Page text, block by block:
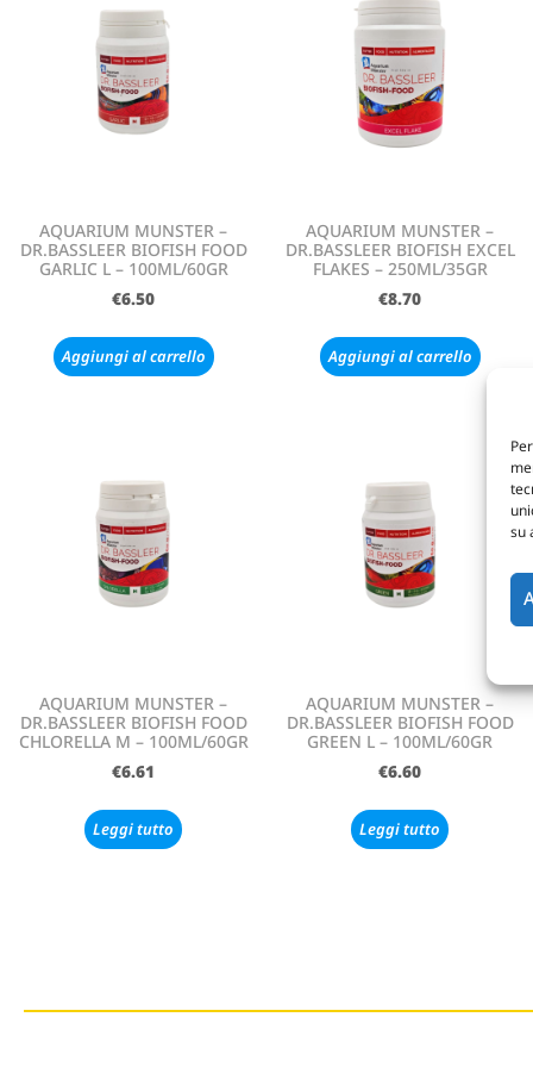
su
AQUARIUM MUNSTER –
DR.BASSLEER BIOFISH FOOD
GARLIC L – 100ML/60GR
€6.50
Aggiungi al carrello
AQUARIUM MUNSTER –
DR.BASSLEER BIOFISH EXCEL
FLAKES – 250ML/35GR
€8.70
Aggiungi al carrello
AQUARIUM MUNSTER –
DR.BASSLEER BIOFISH FOOD
CHLORELLA M – 100ML/60GR
€6.61
Leggi tutto
AQUARIUM MUNSTER –
DR.BASSLEER BIOFISH FOOD
GREEN L – 100ML/60GR
€6.60
Leggi tutto